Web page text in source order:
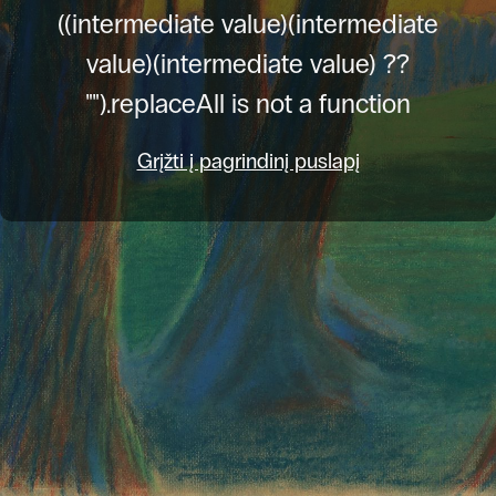
((intermediate value)(intermediate
value)(intermediate value) ??
"").replaceAll is not a function
Grįžti į pagrindinį puslapį